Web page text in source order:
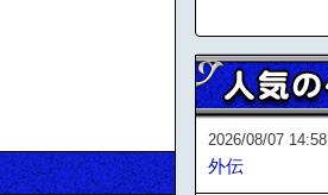
2026/08/07 14:58
外伝